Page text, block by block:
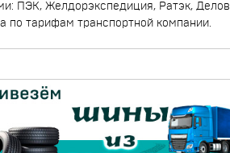
ПЭК, Желдорэкспедиция, Ратэк,
по тарифам транспортной компании.